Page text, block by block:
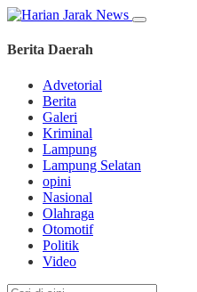
Berita Daerah
Advetorial
Berita
Galeri
Kriminal
Lampung
Lampung Selatan
opini
Nasional
Olahraga
Otomotif
Politik
Video